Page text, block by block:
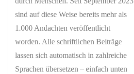
sind auf diese Weise bereits mehr als
1.000 Andachten veröffentlicht
worden. Alle schriftlichen Beiträge
lassen sich automatisch in zahlreiche
Sprachen übersetzen – einfach unten